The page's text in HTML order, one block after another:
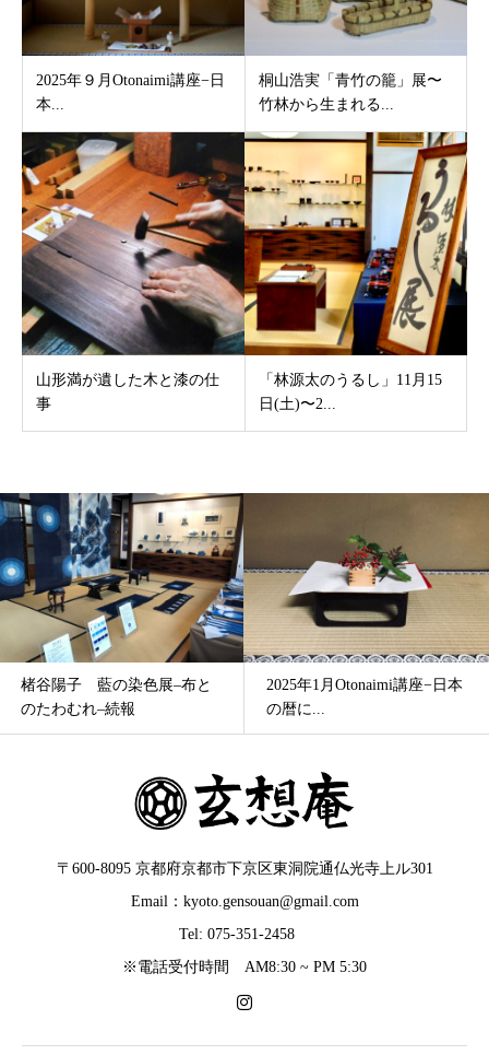
2025年９月Otonaimi講座−日
本...
桐山浩実「青竹の籠」展〜
竹林から生まれる...
山形満が遺した木と漆の仕
事
「林源太のうるし」11月15
日(土)〜2...
楮谷陽子 藍の染色展–布と
のたわむれ–続報
2025年1月Otonaimi講座−日本
の暦に...
〒600-8095 京都府京都市下京区東洞院通仏光寺上ル301
Email：kyoto.gensouan@gmail.com
Tel: 075-351-2458
※電話受付時間 AM8:30 ~ PM 5:30